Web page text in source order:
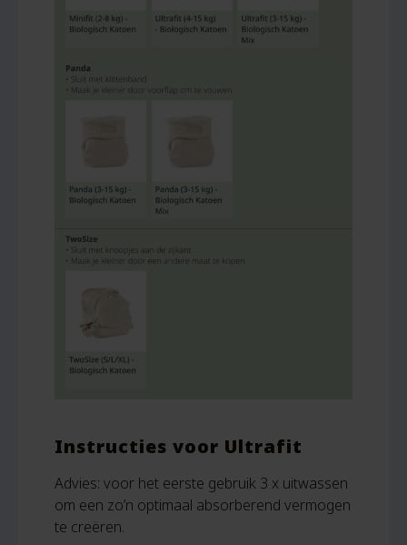
Instructies voor Ultrafit
Advies: voor het eerste gebruik 3 x uitwassen
om een zo’n optimaal absorberend vermogen
te creëren.